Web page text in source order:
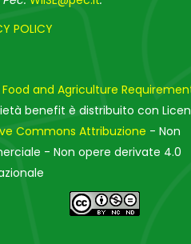
POLICY
Food and Agriculture
benefit è distribuito con
Commons Attribuzione - Non
- Non opere derivate 4.0